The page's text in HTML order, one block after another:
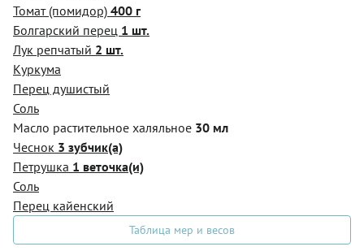
Томат (помидор) 400 г
Болгарский перец 1 шт.
Лук репчатый 2 шт.
Куркума
Перец душистый
Соль
Масло растительное халяльное 30 мл
Чеснок 3 зубчик(а)
Петрушка 1 веточка(и)
Соль
Перец кайенский
Таблица мер и весов